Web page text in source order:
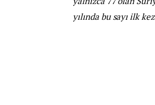
yılında bu sayı ilk